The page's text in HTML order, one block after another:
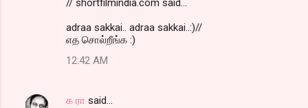
// shortfilmindia.com said...
adraa sakkai.. adraa sakkai..:)//
எத சொல்றீங்க :)
12:42 AM
க ரா said…